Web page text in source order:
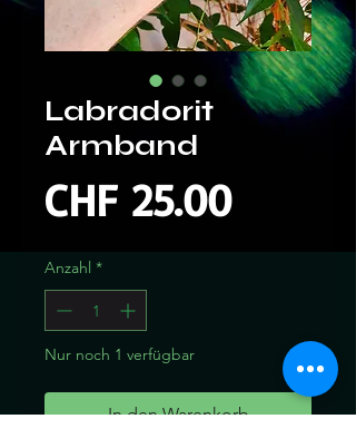
Labradorit
Armband
CHF 25.00Preis
Anzahl *
Nur noch 1 verfügbar
In den Warenkorb